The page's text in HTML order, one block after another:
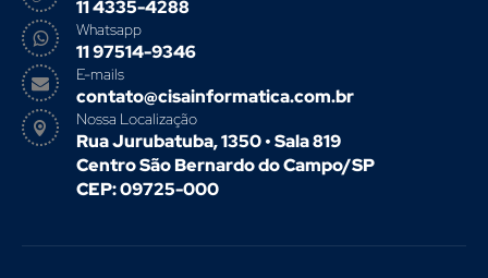
11 4335-4288
Whatsapp
11 97514-9346
E-mails
contato@cisainformatica.com.br
Nossa Localização
Rua Jurubatuba, 1350 • Sala 819
Centro São Bernardo do Campo/SP
CEP: 09725-000